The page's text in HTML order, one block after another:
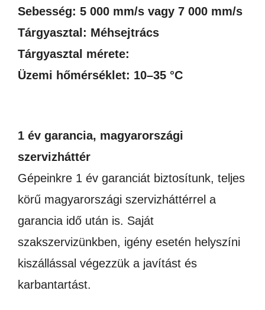
Sebesség: 5 000 mm/s vagy 7 000 mm/s
Tárgyasztal: Méhsejtrács
Tárgyasztal mérete:
Üzemi hőmérséklet: 10–35 °C
1 év garancia, magyarországi
szervizháttér
Gépeinkre 1 év garanciát biztosítunk, teljes
körű magyarországi szervizháttérrel a
garancia idő után is. Saját
szakszervizünkben, igény esetén helyszíni
kiszállással végezzük a javítást és
karbantartást.